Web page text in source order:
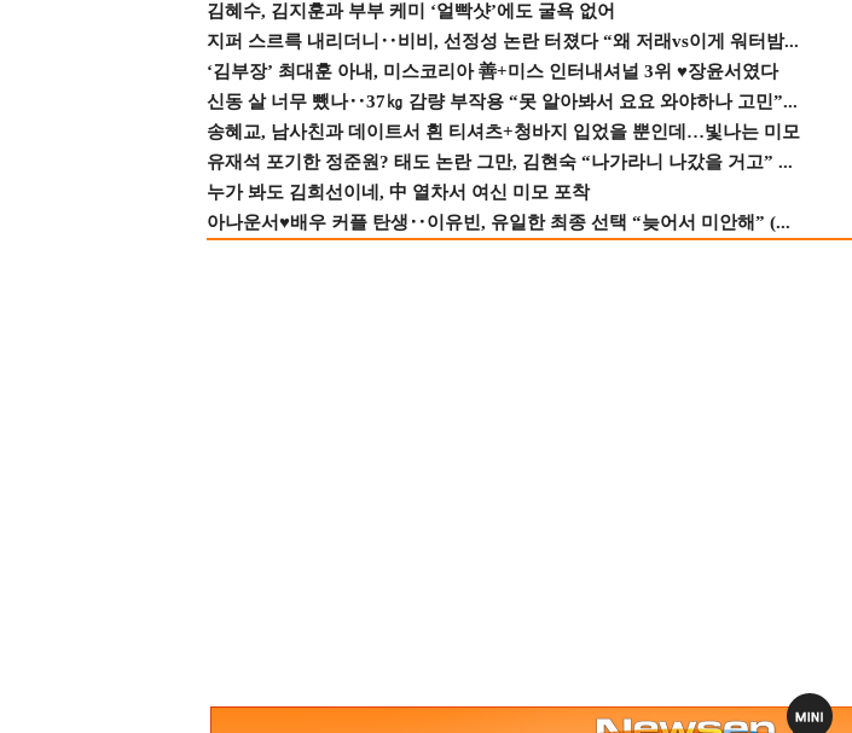
김혜수, 김지훈과 부부 케미 ‘얼빡샷’에도 굴욕 없어
지퍼 스르륵 내리더니‥비비, 선정성 논란 터졌다 “왜 저래vs이게 워터밤...
‘김부장’ 최대훈 아내, 미스코리아 善+미스 인터내셔널 3위 ♥장윤서였다
신동 살 너무 뺐나‥37㎏ 감량 부작용 “못 알아봐서 요요 와야하나 고민”...
송혜교, 남사친과 데이트서 흰 티셔츠+청바지 입었을 뿐인데…빛나는 미모
유재석 포기한 정준원? 태도 논란 그만, 김현숙 “나가라니 나갔을 거고” ...
누가 봐도 김희선이네, 中 열차서 여신 미모 포착
아나운서♥배우 커플 탄생‥이유빈, 유일한 최종 선택 “늦어서 미안해” (...